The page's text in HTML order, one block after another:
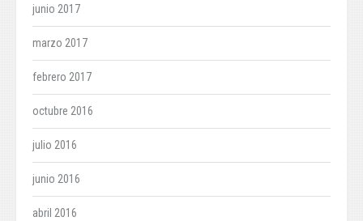
junio 2017
marzo 2017
febrero 2017
octubre 2016
julio 2016
junio 2016
abril 2016